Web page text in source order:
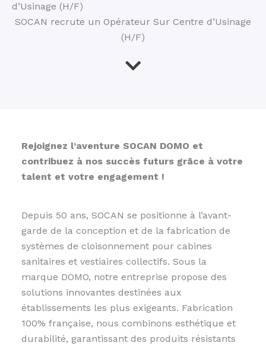
d’Usinage (H/F)
SOCAN recrute un Opérateur Sur Centre d’Usinage
(H/F)
Rejoignez l’aventure SOCAN DOMO et
contribuez à nos succès futurs grâce à votre
talent et votre engagement !
Depuis 50 ans, SOCAN se positionne à l’avant-
garde de la conception et de la fabrication de
systèmes de cloisonnement pour cabines
sanitaires et vestiaires collectifs. Sous la
marque DOMO, notre entreprise propose des
solutions innovantes destinées aux
établissements les plus exigeants. Fabrication
100% française, nous combinons esthétique et
durabilité, garantissant des produits résistants